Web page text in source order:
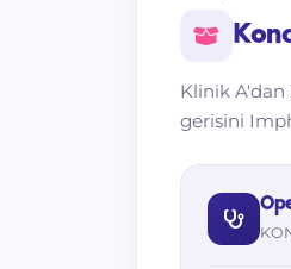
Klinik A'dan
gerisini